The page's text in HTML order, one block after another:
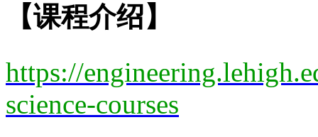
【课程介绍】
https://
science-courses